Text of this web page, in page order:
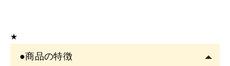
クの運営者または従事者のみ購入可能です。
アカウント登録は
★
●商品の特徴